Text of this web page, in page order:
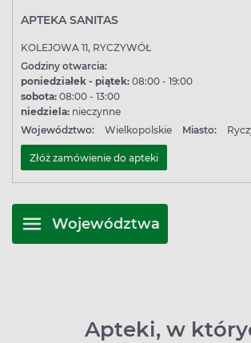
APTEKA SANITAS
KOLEJOWA 11, RYCZYWÓŁ
Godziny otwarcia:
poniedziałek - piątek: 08:00 - 19:00
sobota: 08:00 - 13:00
niedziela: nieczynne
Województwo:
Wielkopolskie Miasto:
Złóż zamówienie do apteki
Województwa
Apteki, w